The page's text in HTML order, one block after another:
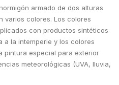
armado de dos alturas
varios colores. Los colores
con productos sintéticos
a la intemperie y los colores
pintura especial para exterior
meteorológicas (UVA, lluvia,